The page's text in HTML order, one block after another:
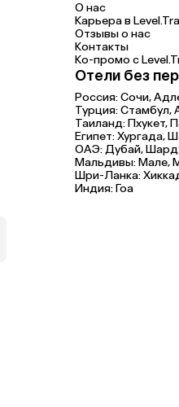
О нас
Карьера в
Отзывы о нас
Контакты
Ко-промо с
Отели без
Россия:Сочи,
Турция:Стамбул,
Таиланд:Пхукет,
Египет:Хургада,
ОАЭ:Дубай,
Мальдивы:Мале,
Шри-Ланка:
Индия:Гоа